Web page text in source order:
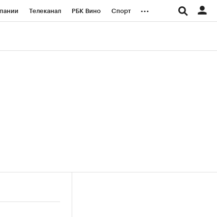
Телеканал РБК Вино Спорт ...